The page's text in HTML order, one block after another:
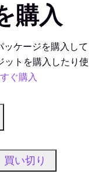
購入
ケージを購入して
ットを購入したり使
ぐ購入
買い切り